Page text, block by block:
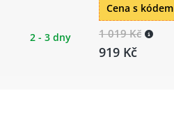
2 - 3 dny
Cena s kódem
1 019 Kč
919 Kč